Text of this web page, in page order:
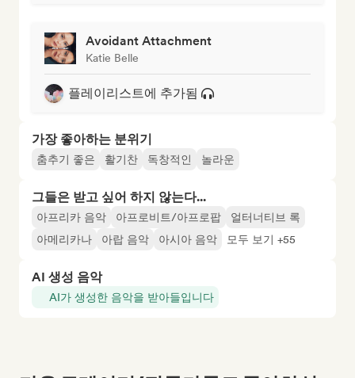
Avoidant Attachment
Katie Belle
플레이리스트에 추가됨
가장 좋아하는 분위기
춤추기 좋은 활기찬 독창적인 놀라운
그들은 받고 싶어 하지 않는다...
아프리카 음악 아프로비트/아프로팝
얼터너티브 록
아메리카나
아랍 음악 아시아 음악 모두 보기 +55
AI 생성 음악
AI가 생성한 음악을 받아들입니다